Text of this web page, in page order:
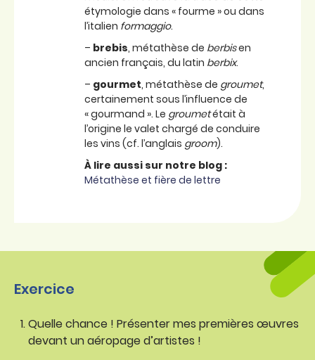
étymologie dans « fourme » ou dans
l’italien formaggio.
– brebis, métathèse de berbisen
ancien français, du latin berbix.
– gourmet, métathèse de groumet,
certainement sous l’influence de
« gourmand ». Le groumetétait à
l’origine le valet chargé de conduire
les vins (cf. l’anglais groom).
À lire aussi sur notre blog :
Métathèse et fière de lettre
Exercice
Quelle chance ! Présenter mes premières œuvres
devant un aéropage d’artistes !